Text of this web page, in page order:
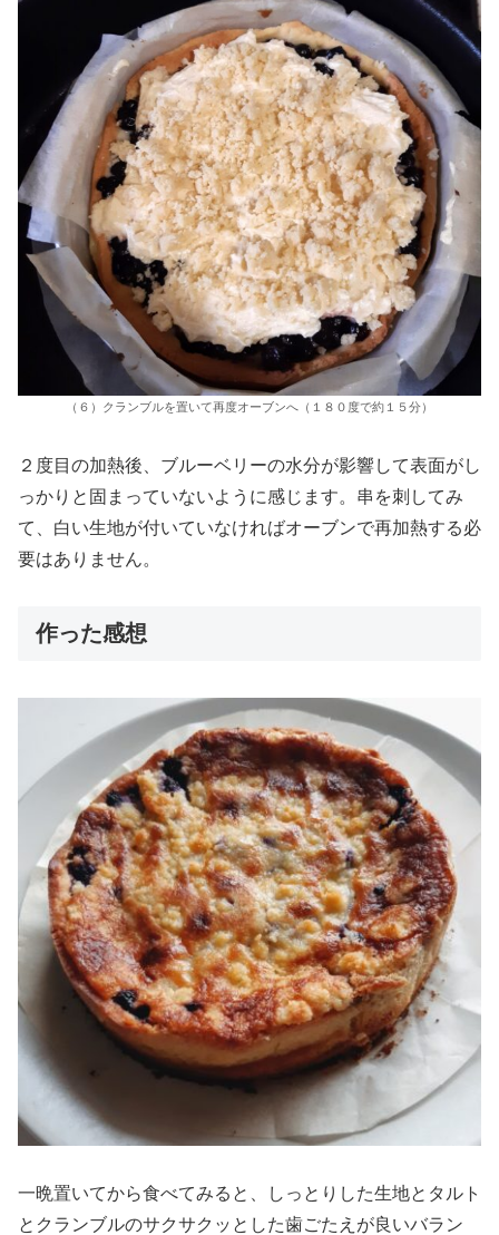
（６）クランブルを置いて再度オーブンへ（１８０度で約１５分）
２度目の加熱後、ブルーベリーの水分が影響して表面がし
っかりと固まっていないように感じます。串を刺してみ
て、白い生地が付いていなければオーブンで再加熱する必
要はありません。
作った感想
一晩置いてから食べてみると、しっとりした生地とタルト
とクランブルのサクサクッとした歯ごたえが良いバラン